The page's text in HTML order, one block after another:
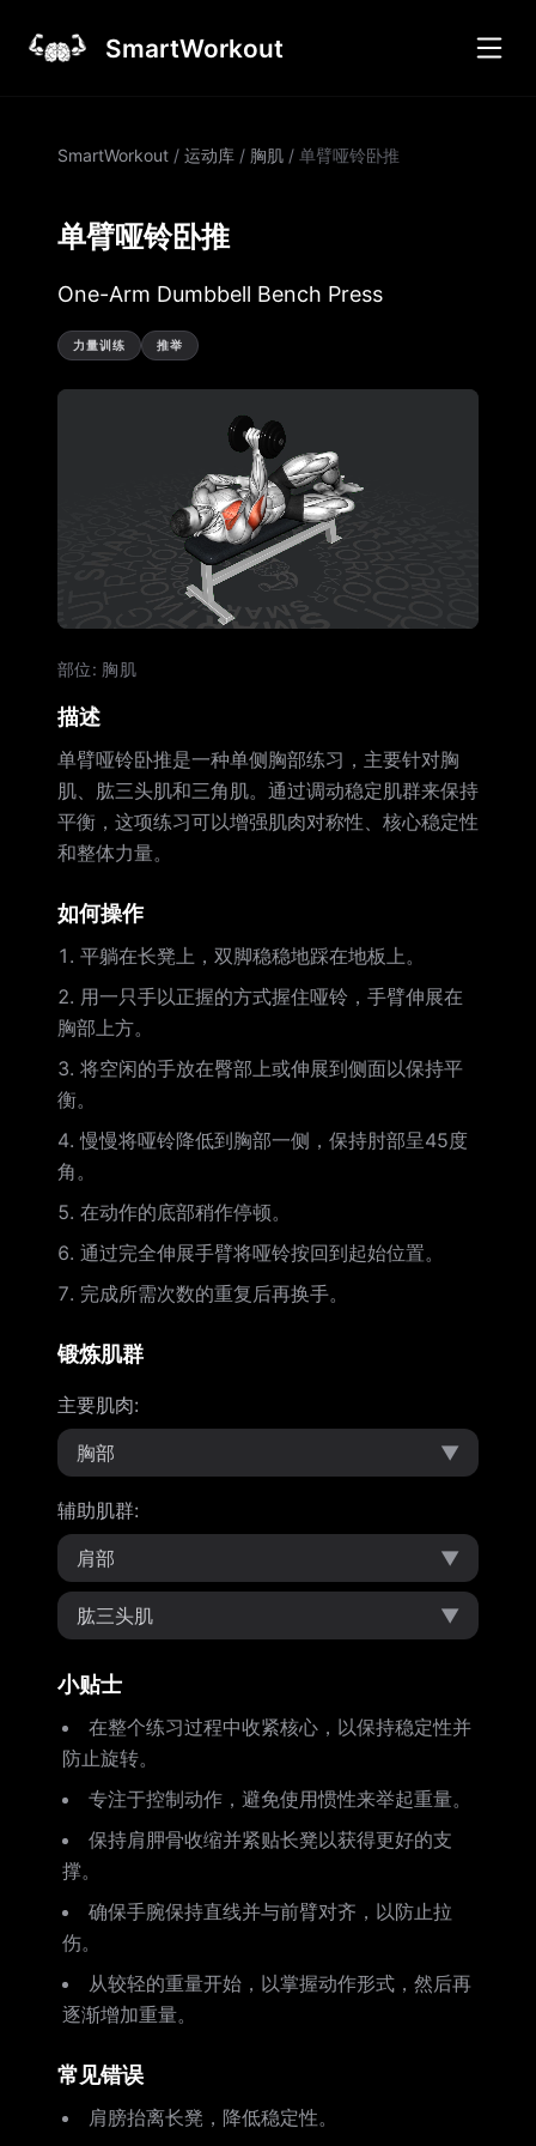
SmartWorkout
SmartWorkout / 运动库 / 胸肌 / 单臂哑铃卧推
单臂哑铃卧推
One-Arm Dumbbell Bench Press
力量训练 推举
部位: 胸肌
描述
单臂哑铃卧推是一种单侧胸部练习，主要针对胸
肌、肱三头肌和三角肌。通过调动稳定肌群来保持
平衡，这项练习可以增强肌肉对称性、核心稳定性
和整体力量。
如何操作
平躺在长凳上，双脚稳稳地踩在地板上。
用一只手以正握的方式握住哑铃，手臂伸展在
胸部上方。
将空闲的手放在臀部上或伸展到侧面以保持平
衡。
慢慢将哑铃降低到胸部一侧，保持肘部呈45度
角。
在动作的底部稍作停顿。
通过完全伸展手臂将哑铃按回到起始位置。
完成所需次数的重复后再换手。
锻炼肌群
主要肌肉:
胸部
▼
辅助肌群:
肩部
▼
肱三头肌 ▼
小贴士
在整个练习过程中收紧核心，以保持稳定性并
防止旋转。
专注于控制动作，避免使用惯性来举起重量。
保持肩胛骨收缩并紧贴长凳以获得更好的支
撑。
确保手腕保持直线并与前臂对齐，以防止拉
伤。
从较轻的重量开始，以掌握动作形式，然后再
逐渐增加重量。
常见错误
肩膀抬离长凳，降低稳定性。